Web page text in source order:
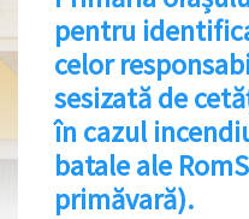
pentru
celor
sesizată de
în cazul
batale ale
primăvară).